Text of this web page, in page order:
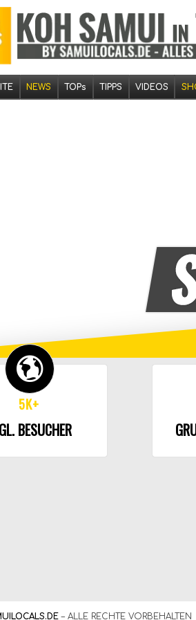
NEWS TOPs TIPPS VIDEOS
5K+
BESUCHER
– ALLE RECHTE VORBEHALTEN